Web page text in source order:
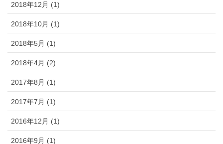
2018年12月 (1)
2018年10月 (1)
2018年5月 (1)
2018年4月 (2)
2017年8月 (1)
2017年7月 (1)
2016年12月 (1)
2016年9月 (1)